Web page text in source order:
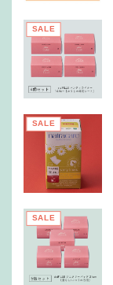
SALE
SALE
SALE